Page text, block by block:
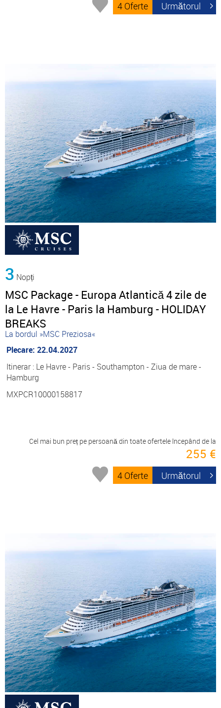
4 Oferte Următorul
3 Nopți
MSC Package - Europa Atlantică 4 zile de
la Le Havre - Paris la Hamburg - HOLIDAY
BREAKS
La bordul »MSC Preziosa«
Plecare: 22.04.2027
Itinerar : Le Havre - Paris - Southampton - Ziua de mare -
Hamburg
MXPCR10000158817
Cel mai bun preț pe persoană din toate ofertele începând de la
255 €
4 Oferte Următorul